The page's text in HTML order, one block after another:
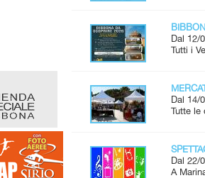
Dal 12/
Tutti i
Dal 14/
Tutte le
Dal 22/
A